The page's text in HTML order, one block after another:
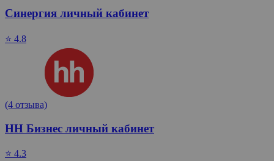
Синергия личный кабинет
⭐ 4.8
(4 отзыва)
HH Бизнес личный кабинет
⭐ 4.3